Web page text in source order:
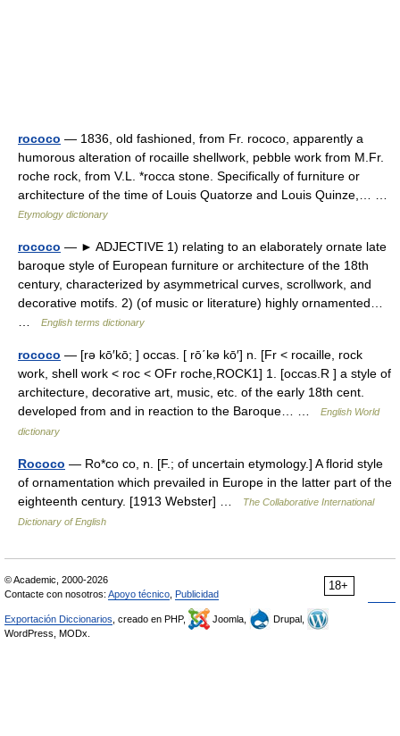
rococo — 1836, old fashioned, from Fr. rococo, apparently a
humorous alteration of rocaille shellwork, pebble work from M.Fr.
roche rock, from V.L. *rocca stone. Specifically of furniture or
architecture of the time of Louis Quatorze and Louis Quinze,… …
Etymology dictionary
rococo — ► ADJECTIVE 1) relating to an elaborately ornate late
baroque style of European furniture or architecture of the 18th
century, characterized by asymmetrical curves, scrollwork, and
decorative motifs. 2) (of music or literature) highly ornamented…
English terms dictionary
rococo — [rə kō′kō; ] occas. [ rō΄kə kō′] n. [Fr < rocaille, rock
work, shell work < roc < OFr roche,ROCK1] 1. [occas.R ] a style of
architecture, decorative art, music, etc. of the early 18th cent.
developed from and in reaction to the Baroque… …
English World
dictionary
Rococo — Ro*co co, n. [F.; of uncertain etymology.] A florid style
of ornamentation which prevailed in Europe in the latter part of the
eighteenth century. [1913 Webster] …
The Collaborative International
Dictionary of English
18+
© Academic, 2000-2026
Contacte con nosotros: Apoyo técnico Publicidad
Exportación Diccionarios , creado en PHP, Joomla,
Drupal,
WordPress, MODx.